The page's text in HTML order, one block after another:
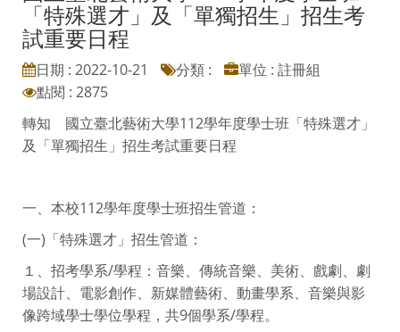
「特殊選才」及「單獨招生」招生考
試重要日程
日期 : 2022-10-21 分類 :
單位 : 註冊組
點閱 : 2875
轉知 國立臺北藝術大學112學年度學士班「特殊選才」
及「單獨招生」招生考試重要日程
一、本校112學年度學士班招生管道：
(一)「特殊選才」招生管道：
１、招考學系/學程：音樂、傳統音樂、美術、戲劇、劇
場設計、電影創作、新媒體藝術、動畫學系、音樂與影
像跨域學士學位學程，共9個學系/學程。